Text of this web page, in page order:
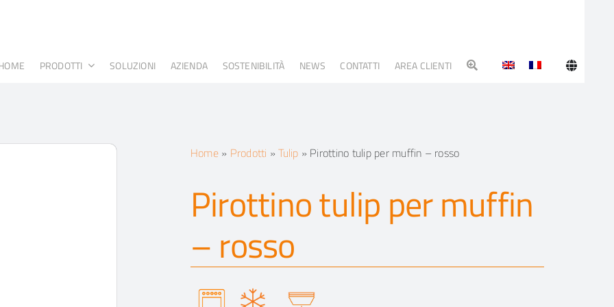
PRODOTTI SOLUZIONI AZIENDA SOSTENIBILITÀ NEWS CONTATTI AREA CLIENTI
Home» Prodotti »Tulip » Pirottino tulip per muffin – rosso
Pirottino tulip per muffin
– rosso